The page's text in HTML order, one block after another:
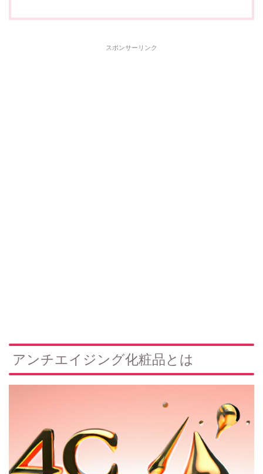
スポンサーリンク
アンチエイジング化粧品とは